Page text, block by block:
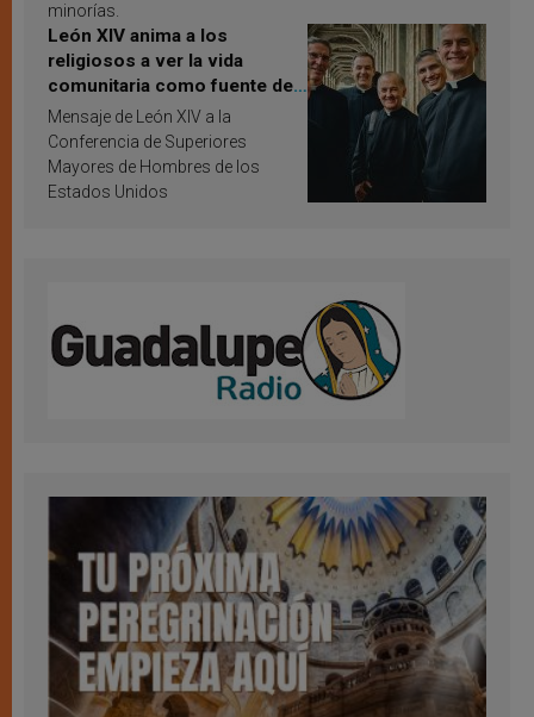
minorías.
León XIV anima a los
religiosos a ver la vida
comunitaria como fuente de
inspiración y santificación
Mensaje de León XIV a la
Conferencia de Superiores
Mayores de Hombres de los
Estados Unidos